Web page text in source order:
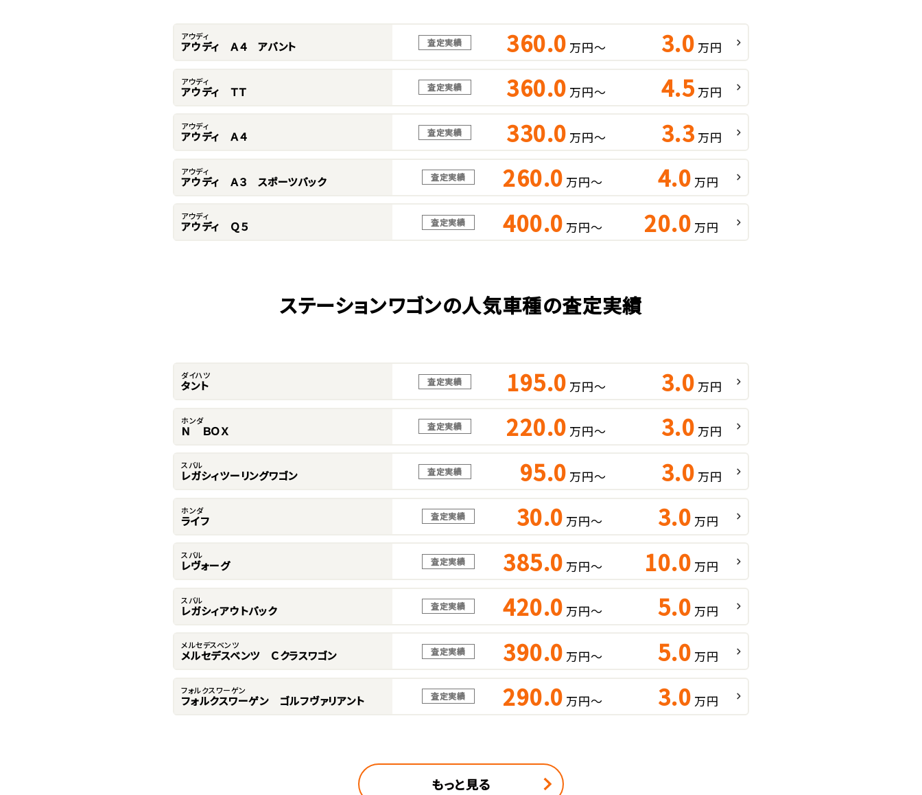
アウディ
アウディ Ａ４ アバント 査定実績 360.0 万円～ 3.0 万円
アウディ
アウディ ＴＴ 査定実績 360.0 万円～ 4.5 万円
アウディ
アウディ Ａ４ 査定実績 330.0 万円～ 3.3 万円
アウディ
アウディ Ａ３ スポーツバック 査定実績 260.0 万円～ 4.0 万円
アウディ
アウディ Ｑ５ 査定実績 400.0 万円～ 20.0 万円
ステーションワゴンの人気車種の査定実績
ダイハツ
タント 査定実績 195.0 万円～ 3.0 万円
ホンダ
Ｎ ＢＯＸ 査定実績 220.0 万円～ 3.0 万円
スバル
レガシィツーリングワゴン 査定実績 95.0 万円～ 3.0 万円
ホンダ
ライフ 査定実績 30.0 万円～ 3.0 万円
スバル
レヴォーグ 査定実績 385.0 万円～ 10.0 万円
スバル
レガシィアウトバック 査定実績 420.0 万円～ 5.0 万円
メルセデスベンツ
メルセデスベンツ Ｃクラスワゴン 査定実績 390.0 万円～ 5.0 万円
フォルクスワーゲン
フォルクスワーゲン ゴルフヴァリアント 査定実績 290.0 万円～ 3.0 万円
もっと見る